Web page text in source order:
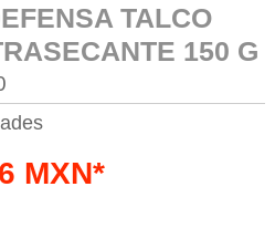
TALCO
150 G
MXN*